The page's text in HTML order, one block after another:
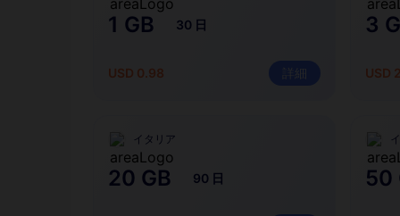
1 GB 30 日
USD 0.98 詳細
3
USD
イタリア
20 GB 90 日 50